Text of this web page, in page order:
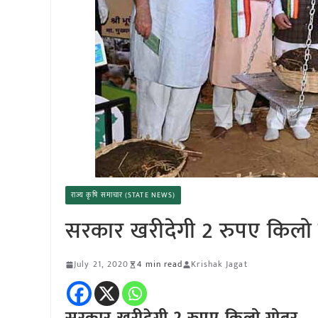
राज्य कृषि समाचार (STATE NEWS)
सरकार खरीदेगी 2 रुपए किलो
July 21, 2020 4 min read Krishak Jagat